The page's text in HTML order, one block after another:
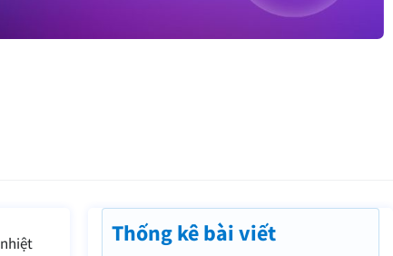
Thống kê bài viết